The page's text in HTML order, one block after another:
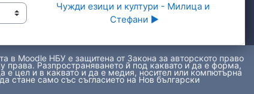
Чужди езици и култури - Милица и
Стефани ▶︎
в Moodle НБУ е защитена от Закона за авторското право
права. Разпространяването й под каквато и да е форма,
е цел и в каквато и да е медия, носител или компютърна
стане само със съгласието на Нов български